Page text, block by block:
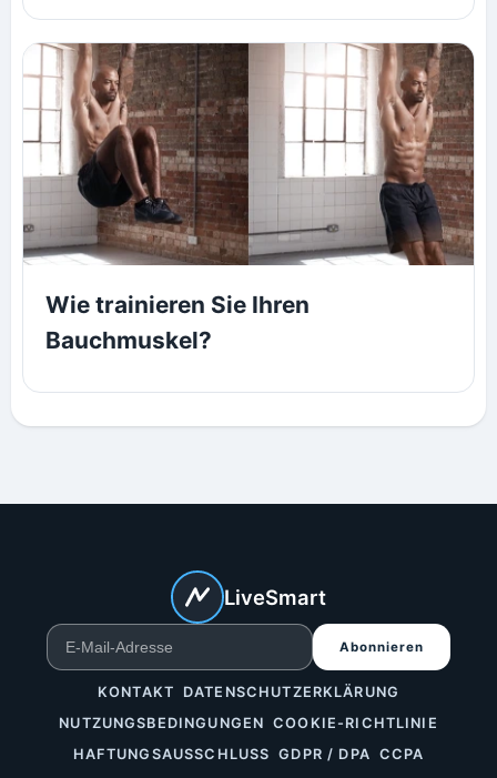
Wie trainieren Sie Ihren
Bauchmuskel?
LiveSmart
Abonnieren
KONTAKT
DATENSCHUTZERKLÄRUNG
NUTZUNGSBEDINGUNGEN
COOKIE-RICHTLINIE
HAFTUNGSAUSSCHLUSS
GDPR / DPA CCPA